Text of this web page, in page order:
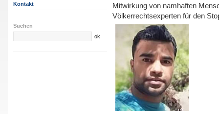
Kontakt
Suchen
Mitwirkung von namhaften
Völkerrechtsexperten für den